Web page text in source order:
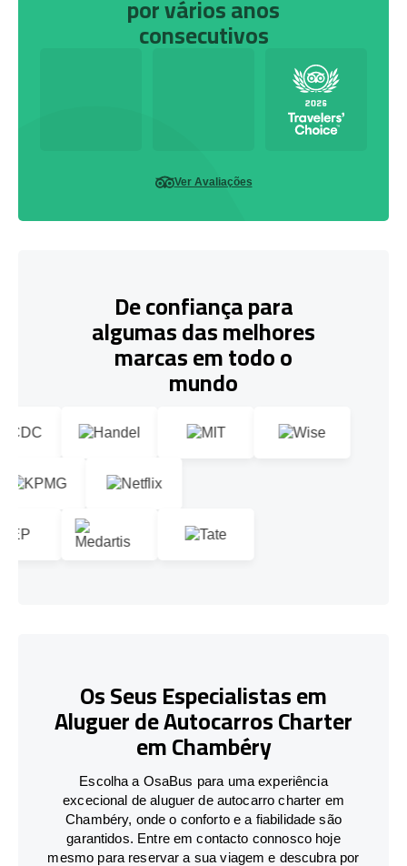
por vários anos
consecutivos
Ver Avaliações
De confiança para
algumas das melhores
marcas em todo o
mundo
Os Seus Especialistas em
Aluguer de Autocarros Charter
em Chambéry
Escolha a OsaBus para uma experiência
excecional de aluguer de autocarro charter em
Chambéry, onde o conforto e a fiabilidade são
garantidos. Entre em contacto connosco hoje
mesmo para reservar a sua viagem e descubra por